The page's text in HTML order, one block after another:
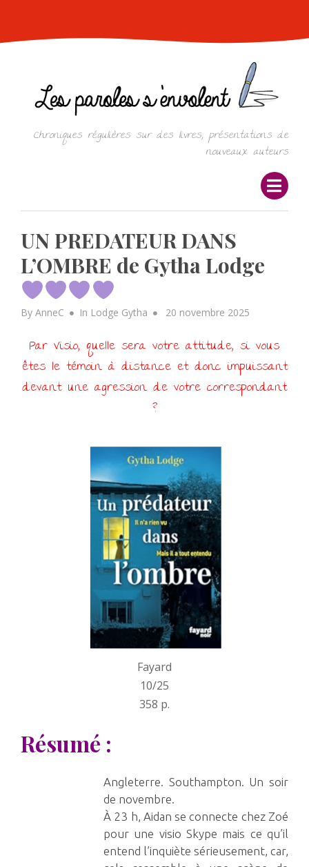
content
Chroniques régulières sur des livres, présentations de
nouveaux auteurs
UN PREDATEUR DANS
L’OMBRE de Gytha Lodge
By AnneC In Lodge Gytha
Posted
20 novembre 2025
Par Visio, quelle sera votre attitude, si vous
êtes le témoin à distance et donc impuissant
devant une agression de votre correspondant
?
Fayard
10/25
358 p.
Résumé :
Angleterre. Southampton. Un soir
de novembre.
À 23 h, Aidan se connecte chez Zoé
pour une visio Skype mais ce qu’il
entend l’inquiète sérieusement, car,